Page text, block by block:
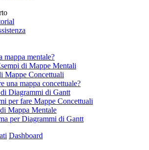
mappa mentale?
di Mappe Mentali
Mappe Concettuali
una mappa concettuale?
Diagrammi di Gantt
per fare Mappe Concettuali
Mappa Mentale
per Diagrammi di Gantt
Dashboard